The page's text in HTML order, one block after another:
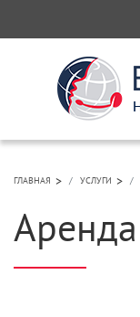
ГЛАВНАЯ > УСЛУГИ >
Аренда